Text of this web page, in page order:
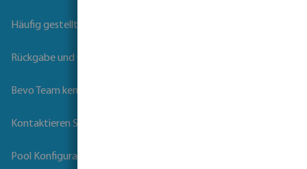
Häufig gestellte Fragen
Rückgabe und Garantie
Bevo Team kennenlernen
Kontaktieren Sie uns
Pool Konfigurator